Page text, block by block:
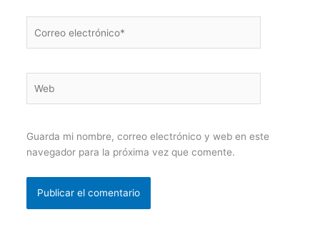
electrónico*
Guarda mi nombre, correo electrónico y web en este
navegador para la próxima vez que comente.